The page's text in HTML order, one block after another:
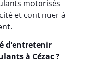
motorisés
et continuer à
d’entretenir
à Cézac ?